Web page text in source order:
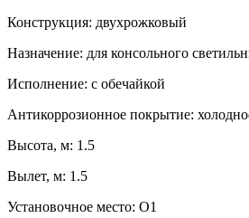
Конструкция: двухрожковый
Назначение: для консольного
Исполнение: с обечайкой
Антикоррозионное покрытие:
Высота, м: 1.5
Вылет, м: 1.5
Установочное место: О1